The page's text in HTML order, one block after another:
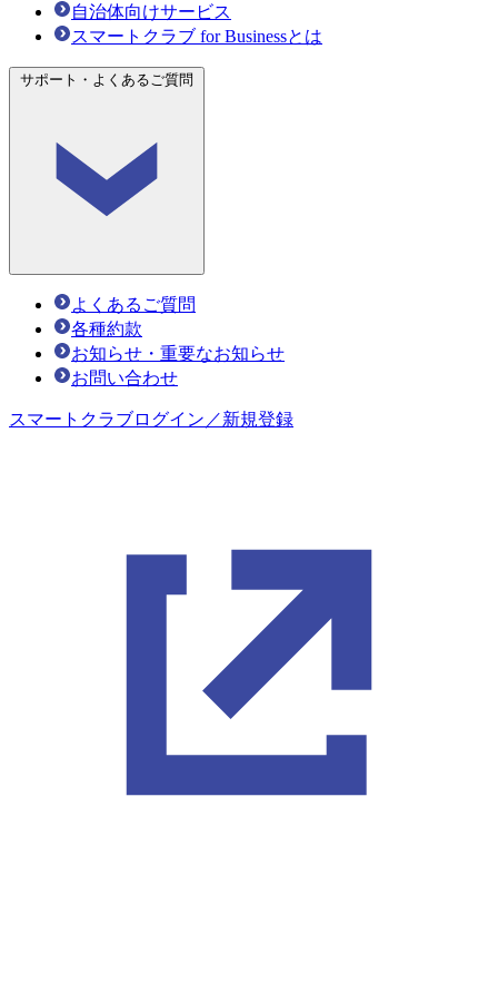
自治体向けサービス
スマートクラブ for Businessとは
サポート・よくあるご質問
よくあるご質問
各種約款
お知らせ・重要なお知らせ
お問い合わせ
スマートクラブログイン／新規登録